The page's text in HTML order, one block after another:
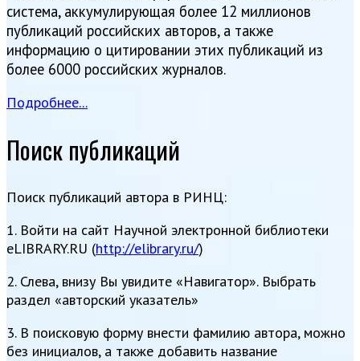
система, аккумулирующая более 12 миллионов
публикаций российских авторов, а также
информацию о цитировании этих публикаций из
более 6000 российских журналов.
Подробнее...
Поиск публикаций
Поиск публикаций автора в РИНЦ:
1. Войти на сайт Научной электронной библиотеки
eLIBRARY.RU (http://elibrary.ru/)
2. Слева, внизу Вы увидите «Навигатор». Выбрать
раздел «авторский указатель»
3. В поисковую форму внести фамилию автора, можно
без инициалов, а также добавить название